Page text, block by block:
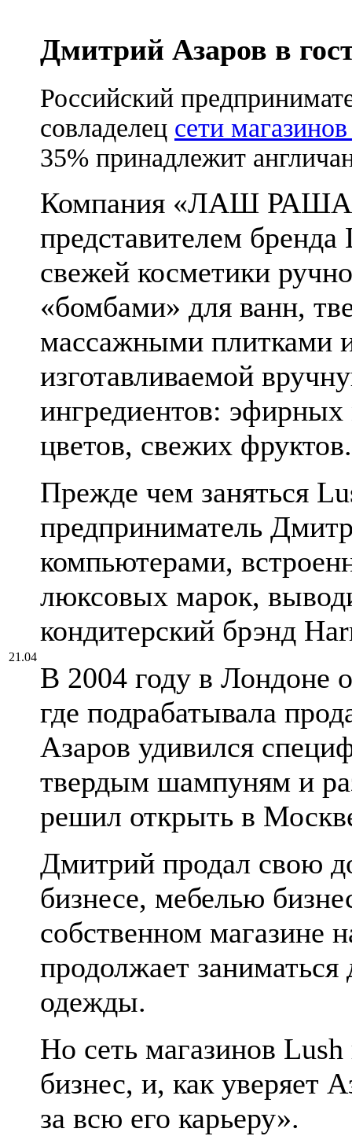
21.04
Дмитрий Азаров в
Российский
совладелец сети
35% принадлежит
Компания «ЛАШ РАША»
представителем
свежей косметики
«бомбами» для ванн,
массажными плитками
изготавливаемой
ингредиентов: эфирных
цветов, свежих фруктов.
Прежде чем заняться
предприниматель
компьютерами,
люксовых марок,
кондитерский брэнд
В 2004 году в Лондоне
где подрабатывала
Азаров удивился
твердым шампуням и
решил открыть в
Дмитрий продал свою
бизнесе, мебелью
собственном магазине
продолжает заниматься
одежды.
Но сеть магазинов
бизнес, и, как уверяет
за всю его карьеру».